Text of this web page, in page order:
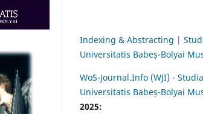
Indexing & Abstracting |
Universitatis Babeș-Bolyai
WoS-Journal.Info (WJI) - Studia
Universitatis Babeș-Bolyai
2025: